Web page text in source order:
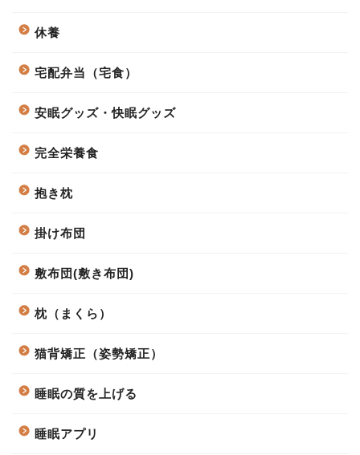
休養
宅配弁当（宅食）
安眠グッズ・快眠グッズ
完全栄養食
抱き枕
掛け布団
敷布団(敷き布団)
枕（まくら）
猫背矯正（姿勢矯正）
睡眠の質を上げる
睡眠アプリ